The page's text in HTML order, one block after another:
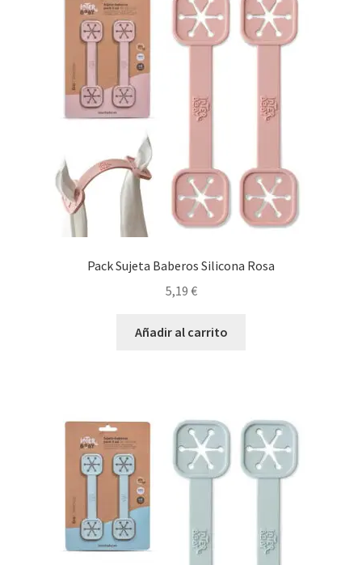
Pack Sujeta Baberos Silicona Rosa
5,19 €
Añadir al carrito